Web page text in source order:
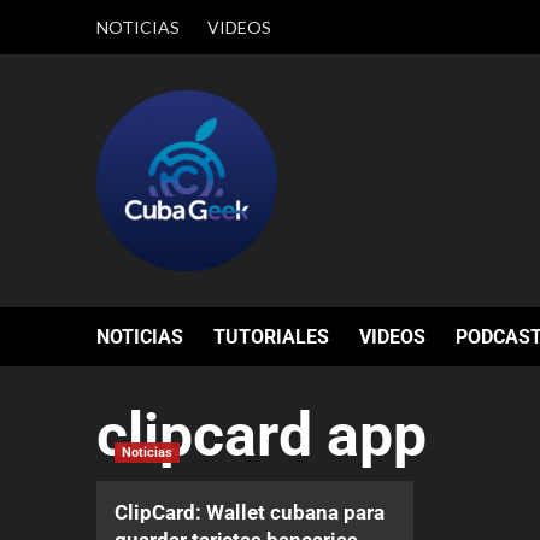
NOTICIAS VIDEOS
NOTICIAS TUTORIALES VIDEOS
clipcard app
Noticias
ClipCard: Wallet cubana para